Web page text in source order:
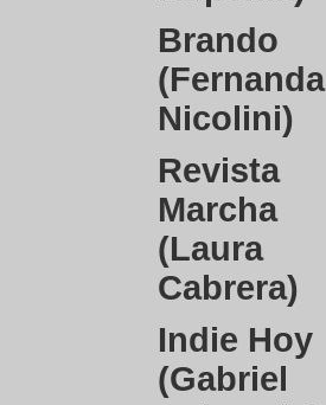
Brando
(Fernanda
Nicolini)
Revista
Marcha
(Laura
Cabrera)
Indie Hoy
(Gabriel